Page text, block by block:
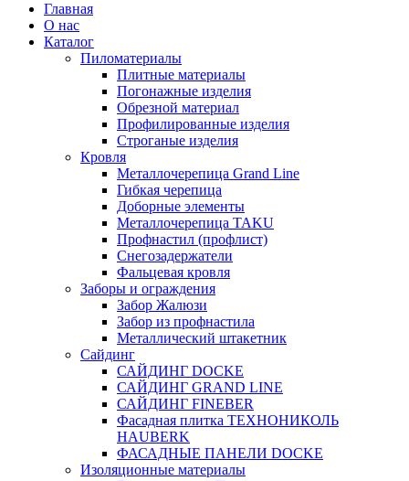
Главная
О нас
Каталог
Пиломатериалы
Плитные материалы
Погонажные изделия
Обрезной материал
Профилированные изделия
Строганые изделия
Кровля
Металлочерепица Grand Line
Гибкая черепица
Доборные элементы
Металлочерепица TAKU
Профнастил (профлист)
Снегозадержатели
Фальцевая кровля
Заборы и ограждения
Забор Жалюзи
Забор из профнастила
Металлический штакетник
Сайдинг
САЙДИНГ DOCKE
САЙДИНГ GRAND LINE
САЙДИНГ FINEBER
Фасадная плитка ТЕХНОНИКОЛЬ
HAUBERK
ФАСАДНЫЕ ПАНЕЛИ DOCKE
Изоляционные материалы